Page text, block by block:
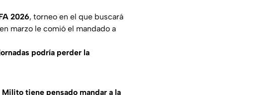
2026, torneo en el que buscará
marzo le comió el mandado a
podría perder la
Milito tiene pensado mandar a la